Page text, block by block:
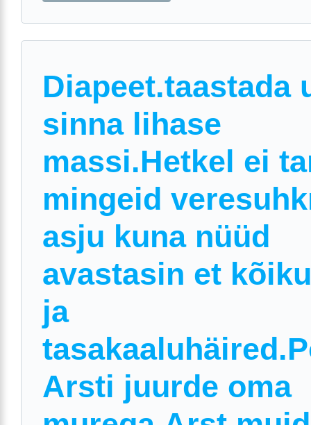
Diapeet.taastada
sinna lihase
massi.Hetkel ei
mingeid
asju kuna nüüd
avastasin et
ja
Arsti juurde oma